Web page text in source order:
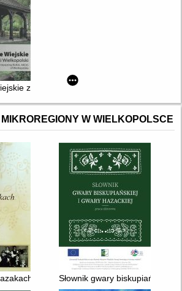
zakątki Wielkopolski 2007-2019 :
W WIELKOPOLSCE
Słownik gwary biskupiańskiej i